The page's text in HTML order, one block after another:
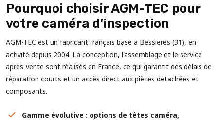
Pourquoi choisir AGM-TEC pour
votre caméra d'inspection
AGM-TEC est un fabricant français basé à Bessières (31), en
activité depuis 2004. La conception, l'assemblage et le service
après-vente sont réalisés en France, ce qui garantit des délais de
réparation courts et un accès direct aux pièces détachées et
composants.
Gamme évolutive : options de têtes caméra,